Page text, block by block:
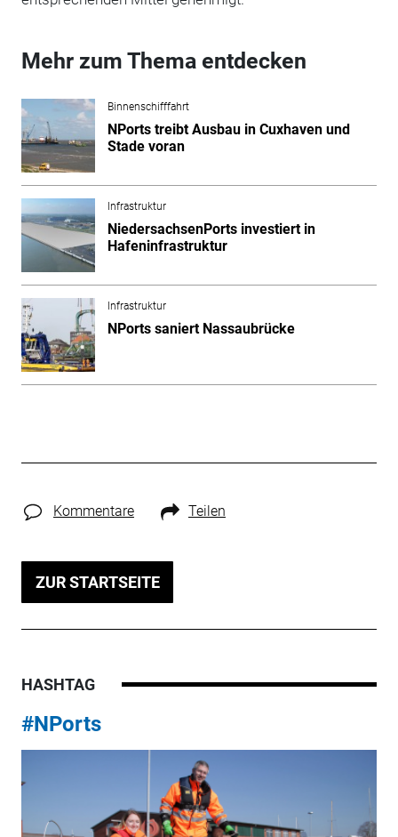
Mehr zum Thema entdecken
Binnenschifffahrt
NPorts treibt Ausbau in Cuxhaven und
Stade voran
Infrastruktur
NiedersachsenPorts investiert in
Hafeninfrastruktur
Infrastruktur
NPorts saniert Nassaubrücke
Kommentare Teilen
ZUR STARTSEITE
HASHTAG
#NPorts